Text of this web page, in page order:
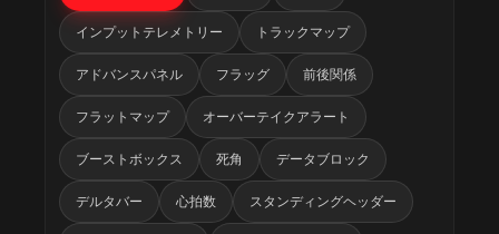
インプットテレメトリー トラックマップ
アドバンスパネル フラッグ 前後関係
フラットマップ オーバーテイクアラート
ブーストボックス 死角 データブロック
デルタバー 心拍数 スタンディングヘッダー